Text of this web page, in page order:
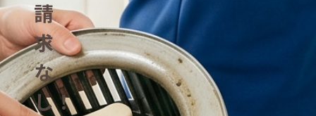
請
求
な
し！